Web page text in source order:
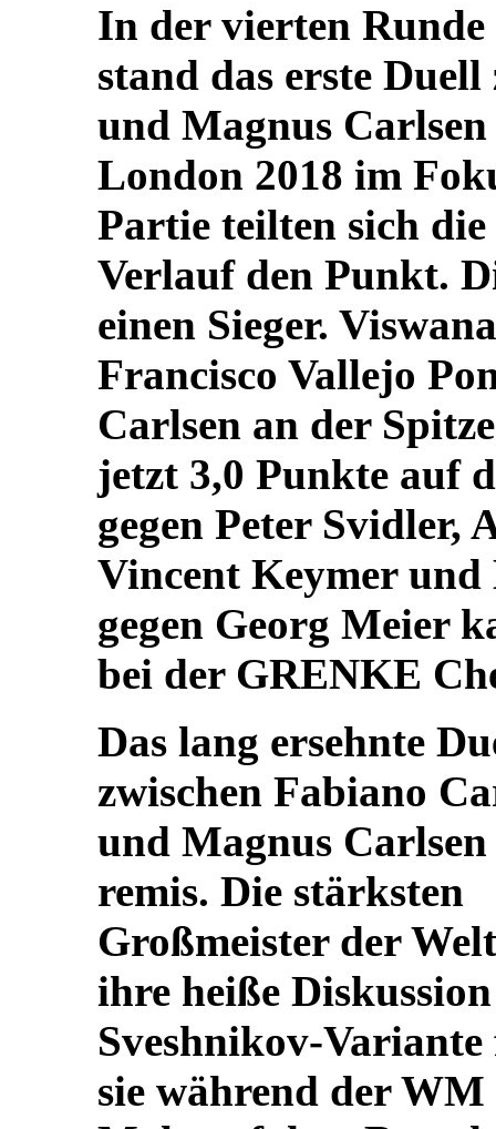
In der vierten Runde
stand das erste
und Magnus
London 2018 im
Partie teilten sich
Verlauf den Punkt.
einen Sieger.
Francisco Vallejo
Carlsen an der
jetzt 3,0 Punkte auf
gegen Peter Svidler,
Vincent Keymer
gegen Georg Meier
bei der GRENKE
Das lang ersehnte
zwischen Fabiano
und Magnus Carlsen
remis. Die stärksten
Großmeister der
ihre heiße
Sveshnikov-
sie während der WM